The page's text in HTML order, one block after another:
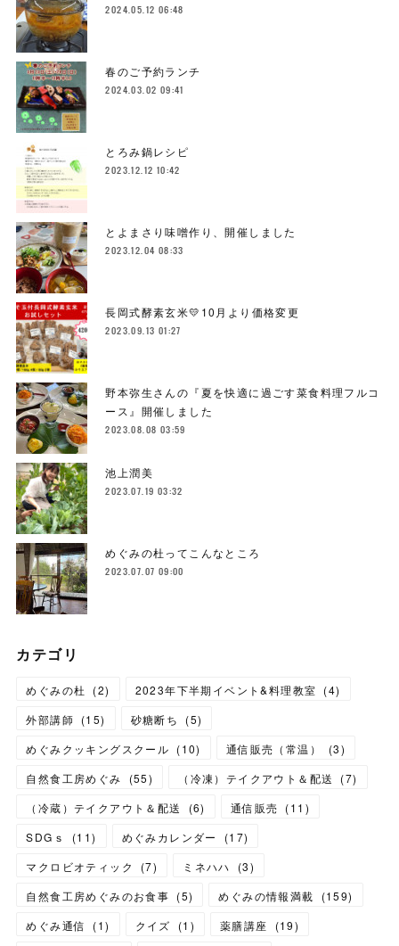
2024.05.12 06:48
春のご予約ランチ
2024.03.02 09:41
とろみ鍋レシピ
2023.12.12 10:42
とよまさり味噌作り、開催しました
2023.12.04 08:33
長岡式酵素玄米💛10月より価格変更
2023.09.13 01:27
野本弥生さんの『夏を快適に過ごす菜食料理フルコ
ース』開催しました
2023.08.08 03:59
池上潤美
2023.07.19 03:32
めぐみの杜ってこんなところ
2023.07.07 09:00
カテゴリ
めぐみの杜 (2) 2023年下半期イベント&料理教室 (4)
外部講師 (15) 砂糖断ち (5)
めぐみクッキングスクール (10) 通信販売（常温） (3)
自然食工房めぐみ
(55) （冷凍）テイクアウト＆配送 (7)
（冷蔵）テイクアウト＆配送
(6) 通信販売 (11 )
SDGｓ
(11) めぐみカレンダー (17)
マクロビオティック
(7) ミネハハ (3)
自然食工房めぐみのお食事 (5) めぐみの情報満載 (159)
めぐみ通信
(1) クイズ (1 ) 薬膳講座 (19)